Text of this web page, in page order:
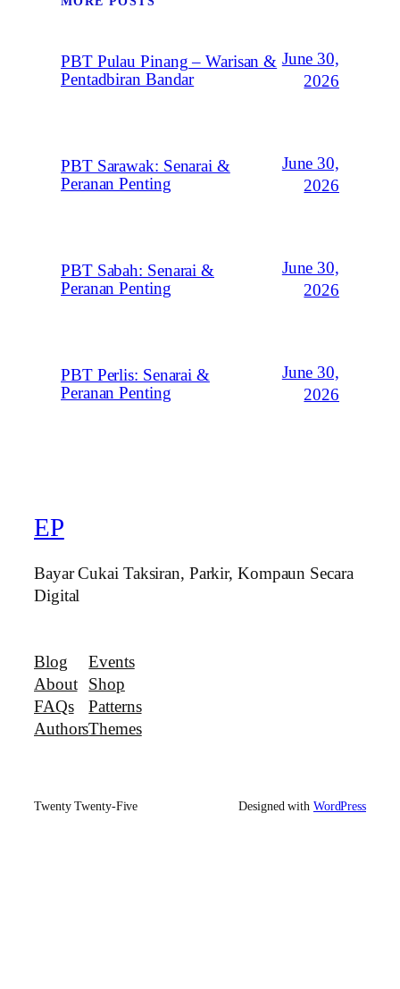
PBT Pulau Pinang – Warisan &
Pentadbiran Bandar
June 30,
2026
PBT Sarawak: Senarai &
Peranan Penting
June 30,
2026
PBT Sabah: Senarai &
Peranan Penting
June 30,
2026
PBT Perlis: Senarai &
Peranan Penting
June 30,
2026
EP
Bayar Cukai Taksiran, Parkir, Kompaun Secara
Digital
Blog
About
FAQs
Authors
Events
Shop
Patterns
Themes
Twenty Twenty-Five Designed with WordPress